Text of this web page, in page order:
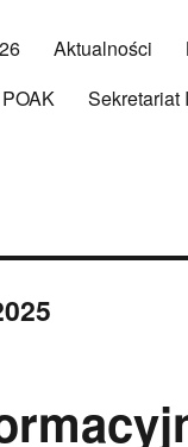
Aktualności
Sekretariat